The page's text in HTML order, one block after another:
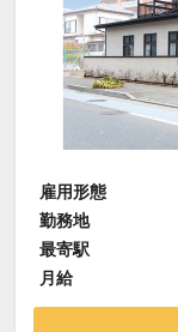
雇用形態
勤務地
最寄駅
月給